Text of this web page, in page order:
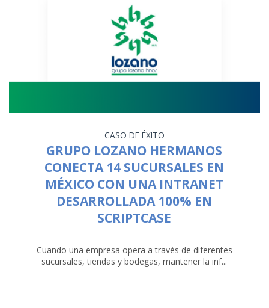
CASO DE ÉXITO
GRUPO LOZANO HERMANOS
CONECTA 14 SUCURSALES EN
MÉXICO CON UNA INTRANET
DESARROLLADA 100% EN
SCRIPTCASE
Cuando una empresa opera a través de diferentes
sucursales, tiendas y bodegas, mantener la inf...